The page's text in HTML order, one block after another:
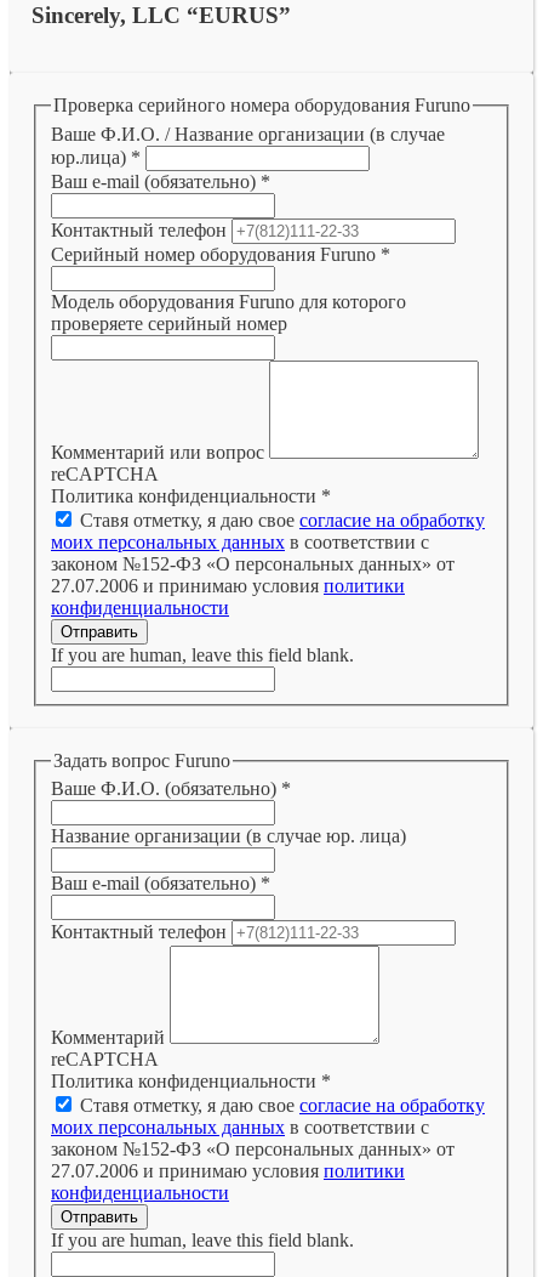
Sincerely, LLC “EURUS”
Проверка серийного номера оборудования Furuno
Ваше Ф.И.О. / Название организации (в случае
юр.лица) *
Ваш e-mail (обязательно) *
Контактный телефон
Серийный номер оборудования Furuno *
Модель оборудования Furuno для которого
проверяете серийный номер
Комментарий или вопрос
reCAPTCHA
Политика конфиденциальности *
Ставя отметку, я даю свое согласие на обработку
моих персональных данных в соответствии с
законом №152-ФЗ «О персональных данных» от
27.07.2006 и принимаю условия политики
конфиденциальности
Отправить
If you are human, leave this field blank.
Задать вопрос Furuno
Ваше Ф.И.О. (обязательно) *
Название организации (в случае юр. лица)
Ваш e-mail (обязательно) *
Контактный телефон
Комментарий
reCAPTCHA
Политика конфиденциальности *
Ставя отметку, я даю свое согласие на обработку
моих персональных данных в соответствии с
законом №152-ФЗ «О персональных данных» от
27.07.2006 и принимаю условия политики
конфиденциальности
Отправить
If you are human, leave this field blank.